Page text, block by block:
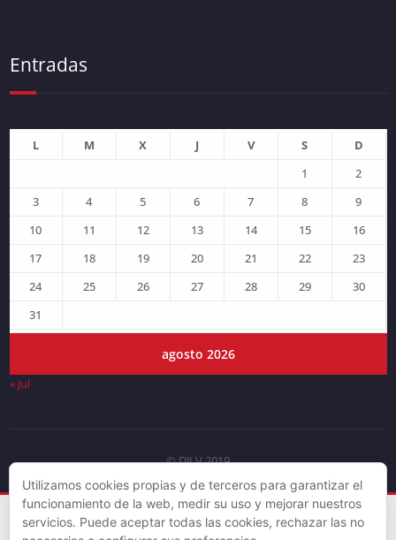
Entradas
agosto 2026
L M X J V S
D
1
2
3
4 5 6 7 8
9
10
11 12 13 14 15
16
17
18 19 20 21 22
23
24
25 26 27 28 29
30
31
« Jul
© DJLV 2019
Utilizamos cookies propias y de terceros para garantizar el
funcionamiento de la web, medir su uso y mejorar nuestros
servicios. Puede aceptar todas las cookies, rechazar las no